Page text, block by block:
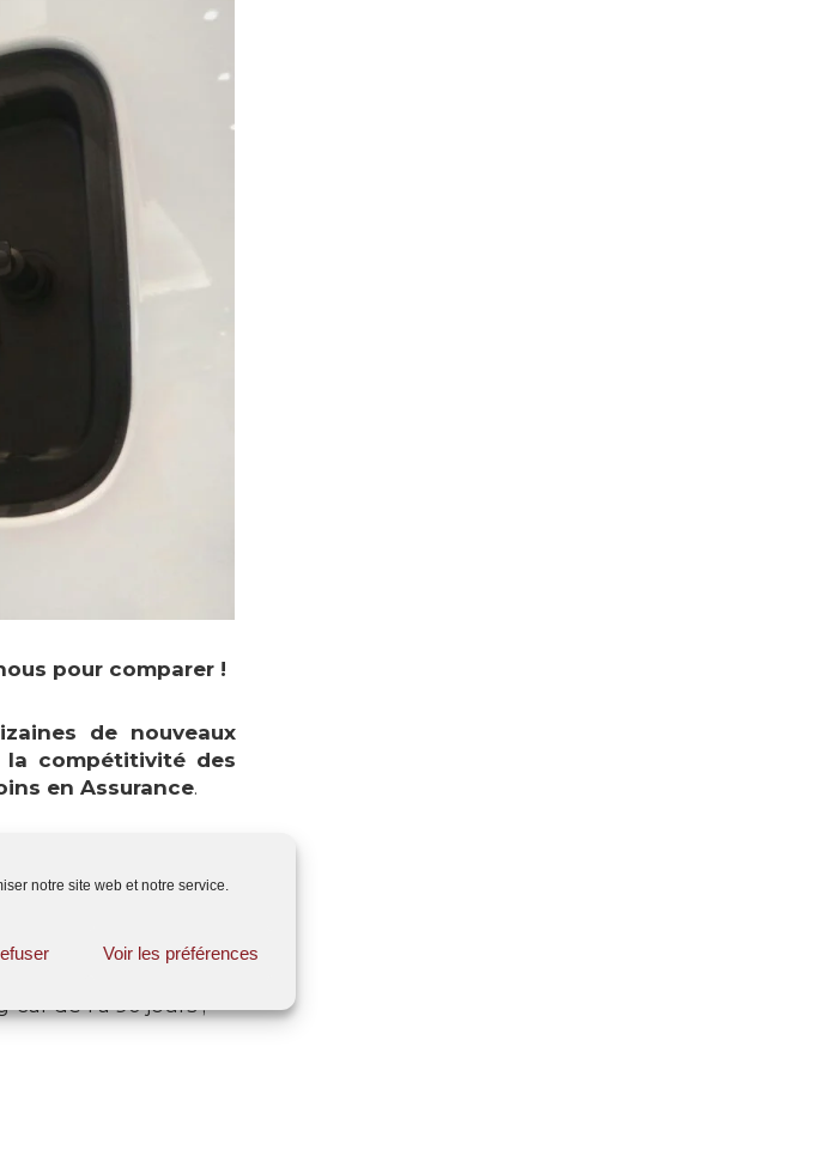
notre site web et notre service.
Voir les préférences
pour comparer !
de nouveaux
compétitivité des
en Assurance.
également les :
y compris pour
car de 1 à 90 jours ;